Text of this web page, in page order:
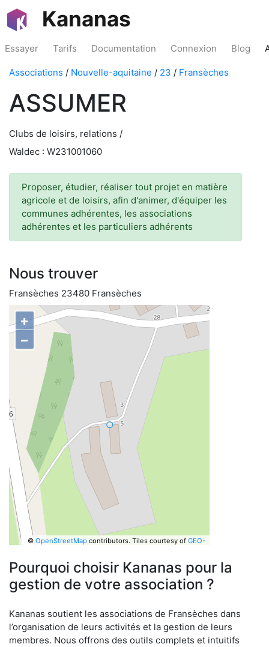
Kananas
Essayer Tarifs Documentation Connexion Blog
Associations / Nouvelle-aquitaine / 23 / Fransèches
ASSUMER
Clubs de loisirs, relations /
Waldec : W231001060
Proposer, étudier, réaliser tout projet en matière
agricole et de loisirs, afin d'animer, d'équiper les
communes adhérentes, les associations
adhérentes et les particuliers adhérents
Nous trouver
Fransèches 23480 Fransèches
+
−
© OpenStreetMapcontributors. Tiles courtesy of GEO-
Pourquoi choisir Kananas pour la
gestion de votre association ?
Kananas soutient les associations de Fransèches dans
l’organisation de leurs activités et la gestion de leurs
membres. Nous offrons des outils complets et intuitifs